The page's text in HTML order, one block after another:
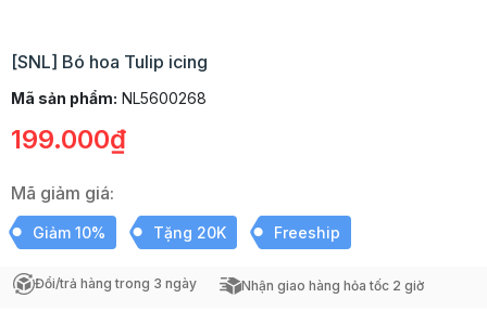
[SNL] Bó hoa Tulip icing
Mã sản phẩm: NL5600268
199.000₫
Mã giảm giá:
Giảm 10% Tặng 20K Freeship
Đổi/trả hàng trong 3 ngày Nhận giao hàng hỏa tốc 2 giờ